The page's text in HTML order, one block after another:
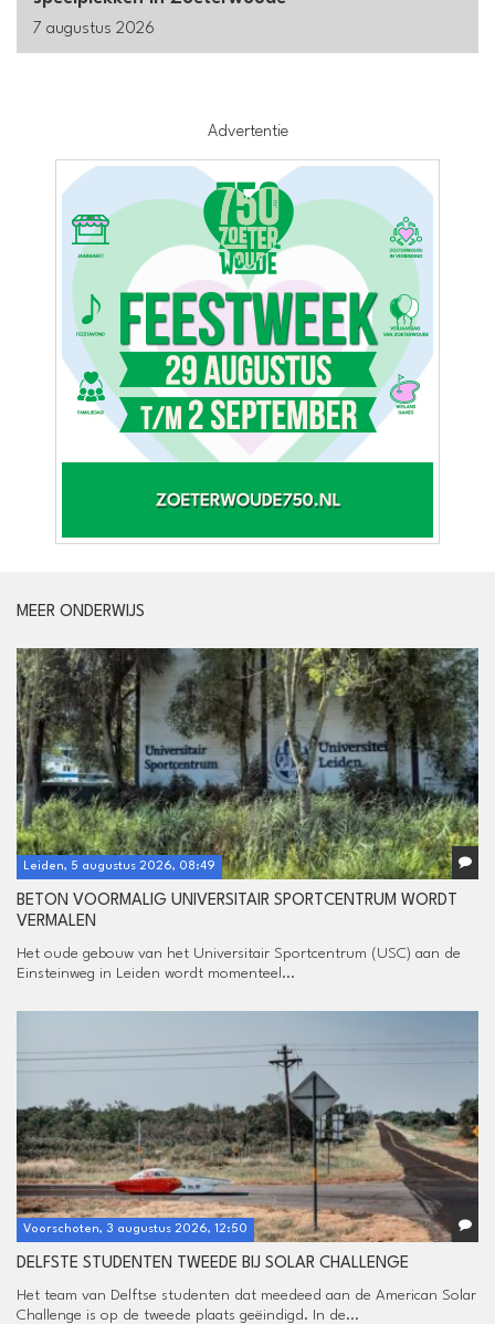
7 augustus 2026
Advertentie
MEER ONDERWIJS
Leiden, 5 augustus 2026, 08:49
BETON VOORMALIG UNIVERSITAIR SPORTCENTRUM WORDT
VERMALEN
Het oude gebouw van het Universitair Sportcentrum (USC) aan de
Einsteinweg in Leiden wordt momenteel...
Voorschoten, 3 augustus 2026, 12:50
DELFSTE STUDENTEN TWEEDE BIJ SOLAR CHALLENGE
Het team van Delftse studenten dat meedeed aan de American Solar
Challenge is op de tweede plaats geëindigd. In de...